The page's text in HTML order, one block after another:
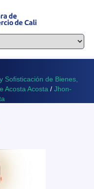
Sofisticación de Bienes,
Acosta Acosta / Jhon-